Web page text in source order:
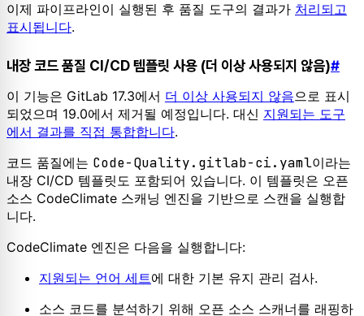
이제 파이프라인이 실행된 후 품질 도구의 결과가 처리되고
표시됩니다.
내장 코드 품질 CI/CD 템플릿 사용 (더 이상 사용되지 않음)#
이 기능은 GitLab 17.3에서 더 이상 사용되지 않음으로 표시
되었으며 19.0에서 제거될 예정입니다. 대신 지원되는 도구
에서 결과를 직접 통합합니다.
코드 품질에는 Code-Quality.gitlab-ci.yaml이라는
내장 CI/CD 템플릿도 포함되어 있습니다. 이 템플릿은 오픈
소스 CodeClimate 스캐닝 엔진을 기반으로 스캔을 실행합
니다.
CodeClimate 엔진은 다음을 실행합니다:
지원되는 언어 세트에 대한 기본 유지 관리 검사.
소스 코드를 분석하기 위해 오픈 소스 스캐너를 래핑하